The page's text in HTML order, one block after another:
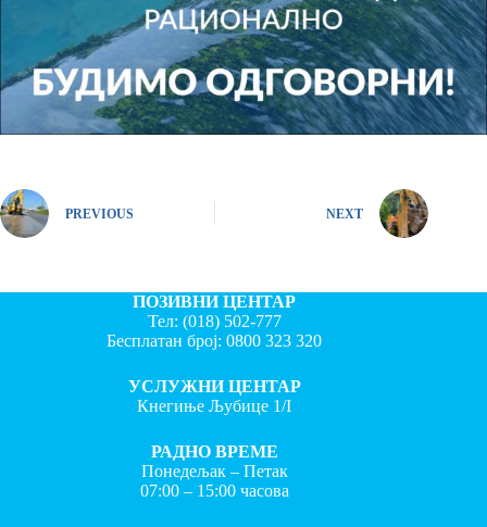
PREVIOUS NEXT
ПОЗИВНИ ЦЕНТАР
Тел: (018) 502-777
Бесплатан број:0800 323 320
УСЛУЖНИ ЦЕНТАР
Кнегиње Љубице 1/I
РАДНО ВРЕМЕ
Понедељак – Петак
07:00 – 15:00 часова